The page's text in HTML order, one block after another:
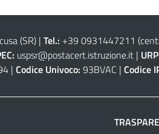
(SR)| Tel.: +39 0931447211
uspsr@postacert.istruzione.it|
| Codice Univoco: 93BVAC | Codice